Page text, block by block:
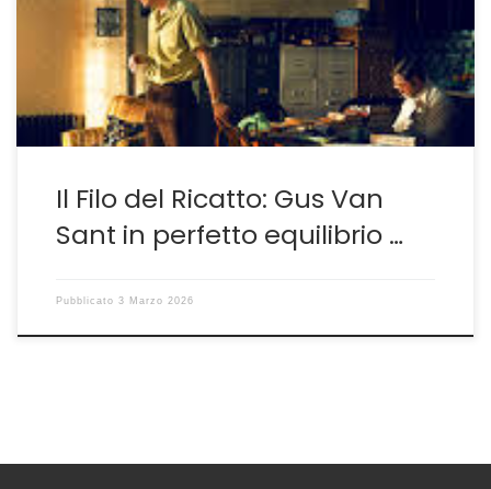
prendendo spunto da un fatto realmente accaduto si
addentra nel rapporto tra giusto e ingiusto, ruolo dei
media e allegoria del contemporaneo. Un lavoro da […]
Il Filo del Ricatto: Gus Van
Sant in perfetto equilibrio …
Pubblicato 3 Marzo 2026